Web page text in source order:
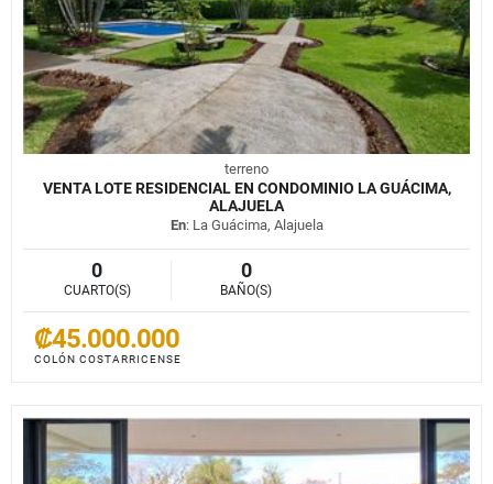
terreno
VENTA LOTE RESIDENCIAL EN CONDOMINIO LA GUÁCIMA,
ALAJUELA
En: La Guácima, Alajuela
0
CUARTO(S)
0
BAÑO(S)
₡45.000.000
COLÓN COSTARRICENSE